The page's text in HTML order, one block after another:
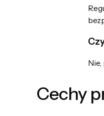
Cechy